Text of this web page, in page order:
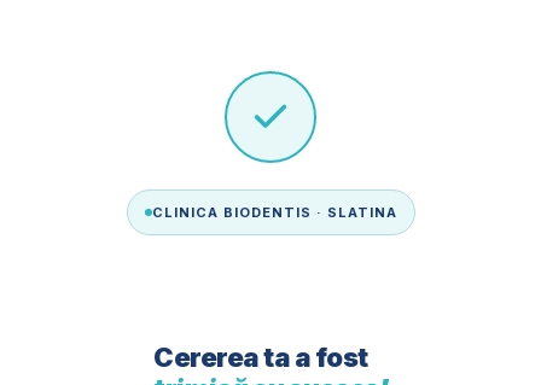
CLINICA BIODENTIS · SLATINA
Cererea ta a fost